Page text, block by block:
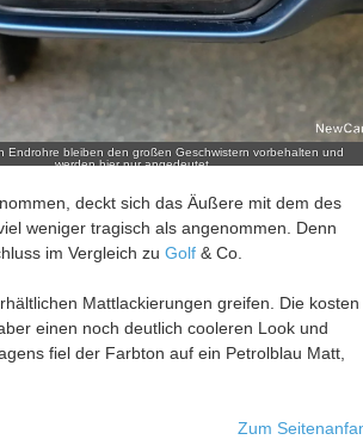
Endrohre bleiben den großen Geschwistern vorbehalten und
werden hier nur angedeutet.
deckt sich das Äußere mit dem des
weniger tragisch als angenommen. Denn
im Vergleich zu Golf& Co.
Mattlackierungen greifen. Die kosten
einen noch deutlich cooleren Look und
fiel der Farbton auf ein Petrolblau Matt,
Zum